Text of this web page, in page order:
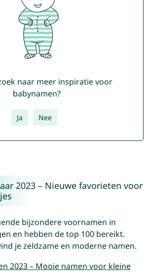
naar meer inspiratie voor
babynamen?
Ja Nee
2023 – Nieuwe favorieten voor
bijzondere voornamen in
en hebben de top 100 bereikt.
je zeldzame en moderne namen.
2023 – Mooie namen voor kleine